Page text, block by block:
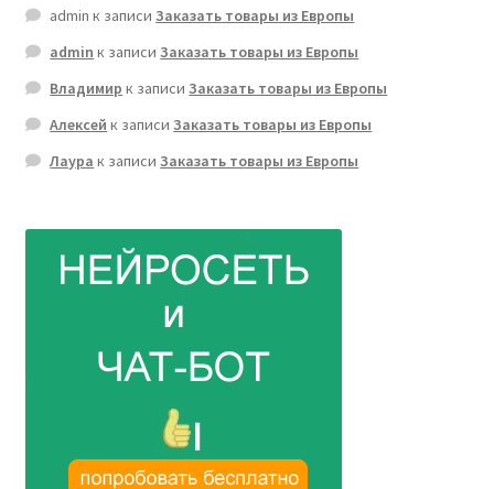
admin к записиЗаказать товары из Европы
admin к записиЗаказать товары из Европы
Владимир к записиЗаказать товары из Европы
Алексей к записиЗаказать товары из Европы
Лаура к записиЗаказать товары из Европы